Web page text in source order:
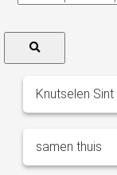
Knutselen
samen thuis